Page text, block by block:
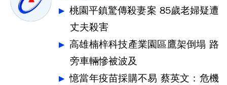
桃園平鎮驚傳殺妻案 85歲老婦疑遭
丈夫殺害
高雄楠梓科技產業園區鷹架倒塌 路
旁車輛慘被波及
憶當年疫苗採購不易 蔡英文：危機